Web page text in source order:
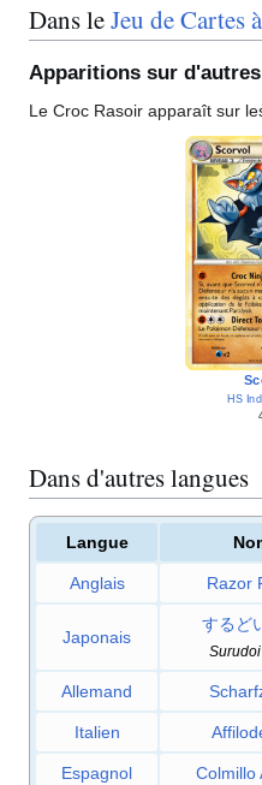
Dans leJeu de Cartes
Apparitions sur
Le Croc Rasoir apparaît sur
HS
Dans d'autres langues
Langue
Anglais Razor
Japonais
するど
Allemand
Italien
Espagnol Colmillo